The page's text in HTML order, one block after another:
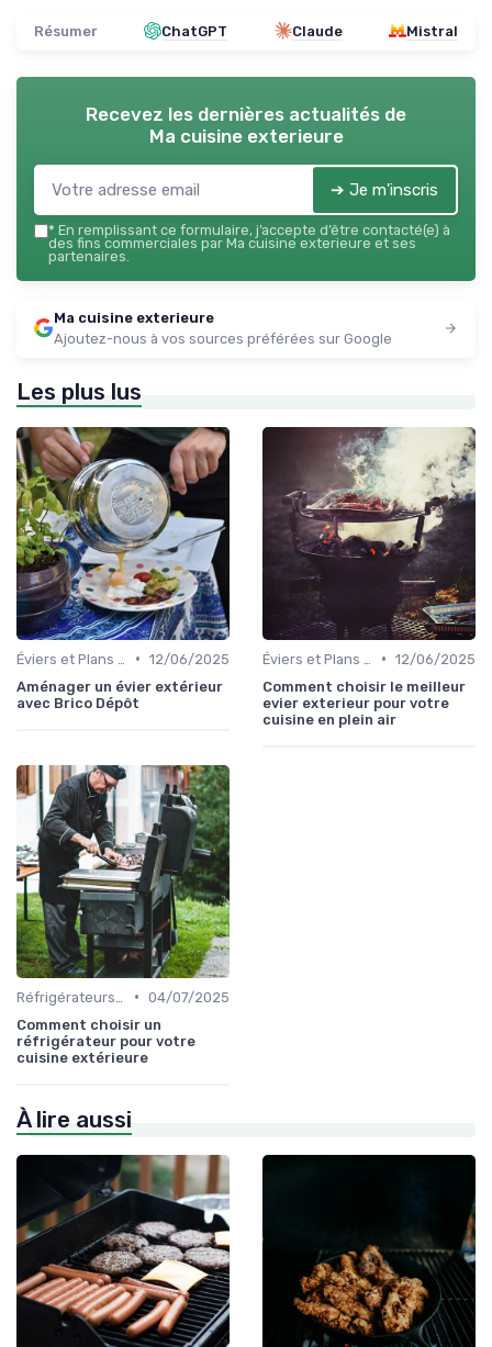
Résumer ChatGPT Claude Mistral
Recevez les dernières actualités de
Ma cuisine exterieure
➔ Je m'inscris
* En remplissant ce formulaire, j’accepte d’être contacté(e) à
des fins commerciales par Ma cuisine exterieure et ses
partenaires.
Ma cuisine exterieure
Ajoutez-nous à vos sources préférées sur Google
Les plus lus
• 12/06/2025
Aménager un évier extérieur
avec Brico Dépôt
• 12/06/2025
Comment choisir le meilleur
evier exterieur pour votre
cuisine en plein air
• 04/07/2025
Comment choisir un
réfrigérateur pour votre
cuisine extérieure
À lire aussi